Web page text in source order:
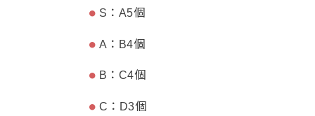
S：A5個
A：B4個
B：C4個
C：D3個